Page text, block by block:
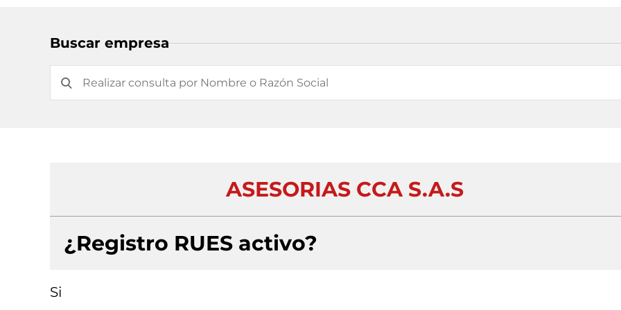
Buscar empresa
ASESORIAS CCA S.A.S
¿Registro RUES activo?
Si